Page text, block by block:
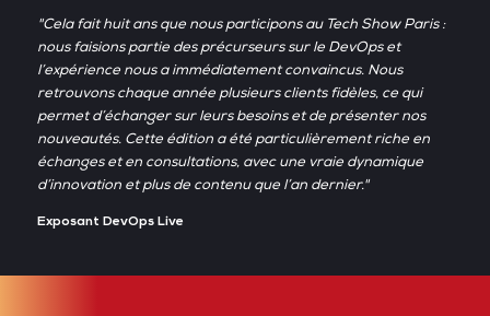
"Cela fait huit ans que nous participons au Tech Show Paris :
nous faisions partie des précurseurs sur le DevOps et
l’expérience nous a immédiatement convaincus. Nous
retrouvons chaque année plusieurs clients fidèles, ce qui
permet d’échanger sur leurs besoins et de présenter nos
nouveautés. Cette édition a été particulièrement riche en
échanges et en consultations, avec une vraie dynamique
d’innovation et plus de contenu que l’an dernier."
Exposant DevOps Live